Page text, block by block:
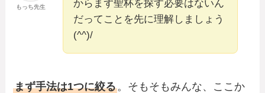
もっち先生
からまず聖杯を探す必要はないん
だってことを先に理解しましょう
(^^)/
まず手法は1つに絞る。そもそもみんな、ここか